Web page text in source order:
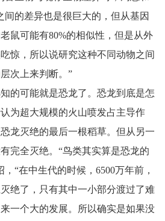
间的差异也是很巨大的，但从基因
鼠可能有80%的相似性，但是从外
惊，所以说研究这种不同动物之间
次上来判断。”
的可能就是恐龙了。恐龙到底是怎
为超大规模的火山喷发占主导作
龙灭绝的最后一根稻草。但从另一
完全灭绝。“鸟类其实算是恐龙的
“在中生代的时候，6500万年前，
绝了，只有其中一小部分渡过了难
一个大的发展。所以确实是如果没